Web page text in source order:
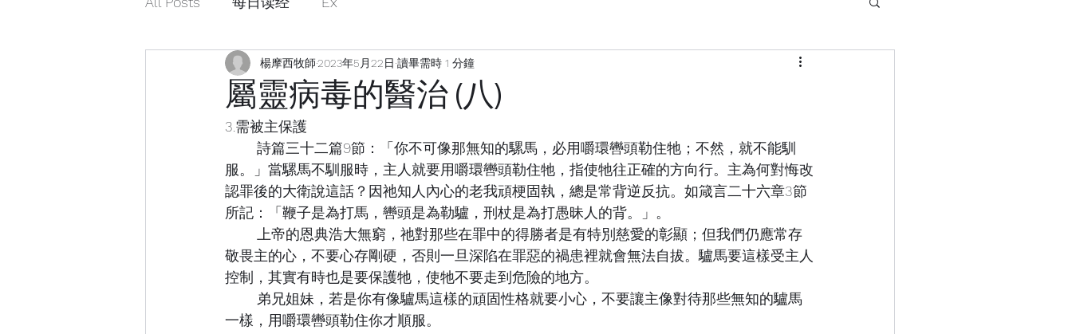
屬靈病毒的醫治 (八)
楊摩西牧師2023年5月22日 讀畢需時 1 分鐘
3.需被主保護
服。」當騾馬不馴服時，主人就要用嚼環轡頭勒住牠，指使牠往正確的方向行。主為何對悔改
認罪後的大衛說這話？因祂知人內心的老我頑梗固執，總是常背逆反抗。如箴言二十六章3節
所記：「鞭子是為打馬，轡頭是為勒驢，刑杖是為打愚昧人的背。」。
敬畏主的心，不要心存剛硬，否則一旦深陷在罪惡的禍患裡就會無法自拔。驢馬要這樣受主人
控制，其實有時也是要保護牠，使牠不要走到危險的地方。
一樣，用嚼環轡頭勒住你才順服。